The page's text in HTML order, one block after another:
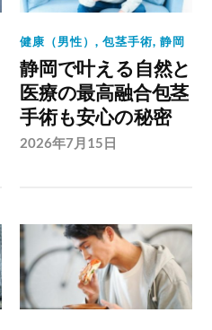
健康（男性）,包茎手術,静岡
静岡で叶える自然と
医療の最高融合包茎
手術も安心の秘密
2026年7月15日